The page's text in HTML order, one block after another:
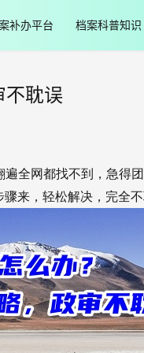
补办平台 档案科普知识
不耽误
全网都找不到，急得
来，轻松解决，完全不